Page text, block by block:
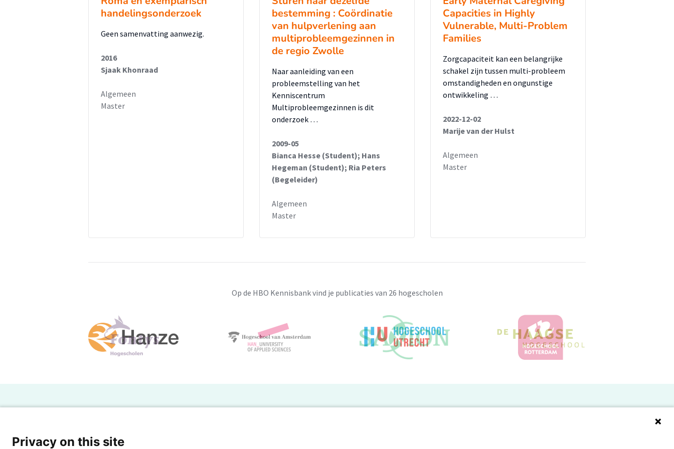
handelingsonderzoek
Geen samenvatting aanwezig.
2016
Sjaak Khonraad
Algemeen
Master
bestemming : Coördinatie
van hulpverlening aan
multiprobleemgezinnen in
de regio Zwolle
Naar aanleiding van een
probleemstelling van het
Kenniscentrum
Multiprobleemgezinnen is dit
onderzoek …
2009-05
Bianca Hesse (Student); Hans
Hegeman (Student); Ria Peters
(Begeleider)
Algemeen
Master
Capacities in Highly
Vulnerable, Multi-Problem
Families
Zorgcapaciteit kan een belangrijke
schakel zijn tussen multi-probleem
omstandigheden en ongunstige
ontwikkeling …
2022-12-02
Marije van der Hulst
Algemeen
Master
Op de HBO Kennisbank vind je publicaties van 26 hogescholen
Powered by SURF
Privacy on this site